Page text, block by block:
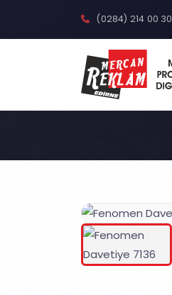
(0284) 214 00 30